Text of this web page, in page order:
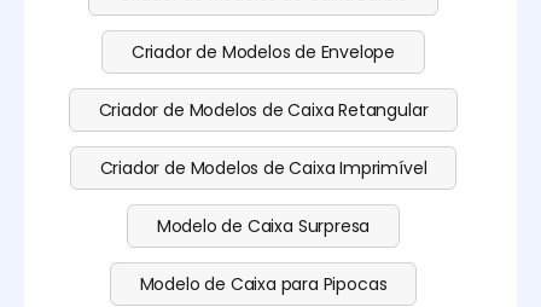
Criador de Modelos de Envelope
Criador de Modelos de Caixa Retangular
Criador de Modelos de Caixa Imprimível
Modelo de Caixa Surpresa
Modelo de Caixa para Pipocas